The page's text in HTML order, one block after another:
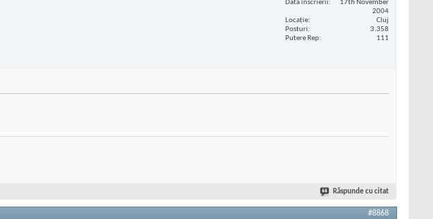
Data înscrierii
17th November
2004
Locaţie
Cluj
Posturi
3.358
Putere Rep
111
Răspunde cu citat
#8868